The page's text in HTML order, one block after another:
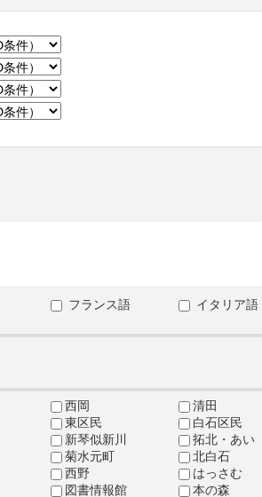
フランス語
イタリア語
西岡
清田
東区民
白石区民
新琴似新川
拓北・あい
菊水元町
北白石
西野
はっさむ
図書情報館 本の森